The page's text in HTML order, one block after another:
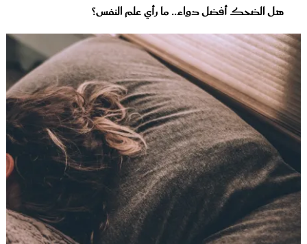
هل الضحك أفضل دواء.. ما رأي علم النفس؟